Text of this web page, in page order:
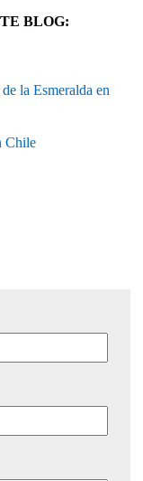
BLOG:
la Esmeralda en
Chile